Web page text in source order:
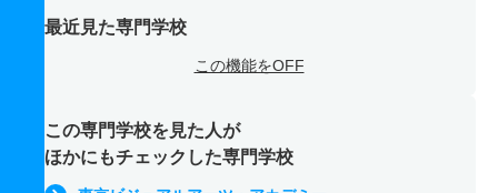
最近見た専門学校
この機能をOFF
この専門学校を見た人が
ほかにもチェックした専門学校